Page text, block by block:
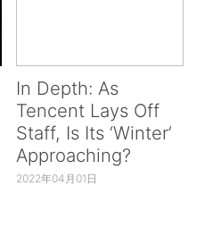
In Depth: As
Tencent Lays Off
Staff, Is Its ‘Winter’
Approaching?
2022年04月01日